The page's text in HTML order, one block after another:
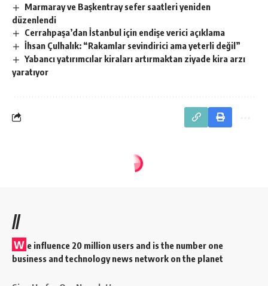
Marmaray ve Başkentray sefer saatleri yeniden
düzenlendi
Cerrahpaşa’dan İstanbul için endişe verici açıklama
İhsan Çulhalık: “Rakamlar sevindirici ama yeterli değil”
Yabancı yatırımcılar kiraları artırmaktan ziyade kira arzı
yaratıyor
//
W e influence 20 million users and is the number one
business and technology news network on the planet